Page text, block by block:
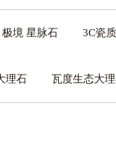
极境 星脉石 3C瓷
理石 瓦度生态大